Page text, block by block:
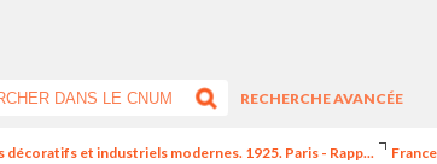
RECHERCHE AVANCÉE
et industriels modernes. 1925. Paris - Rapp...